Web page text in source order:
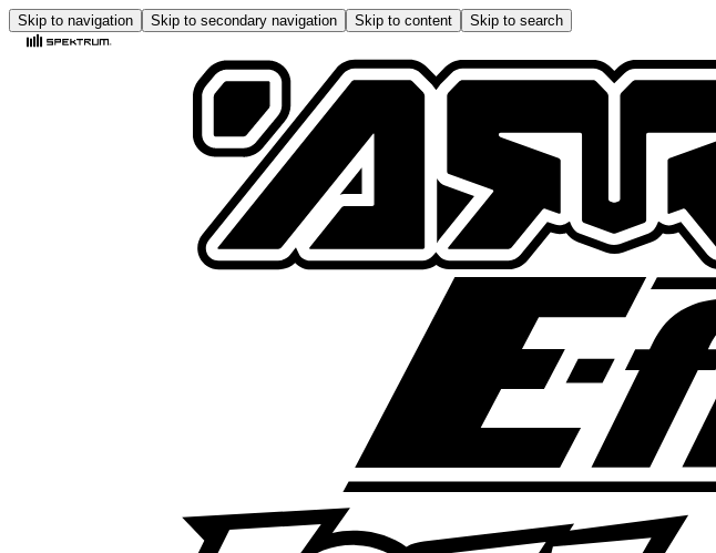
Skip to navigation Skip to secondary navigation Skip to content Skip to search